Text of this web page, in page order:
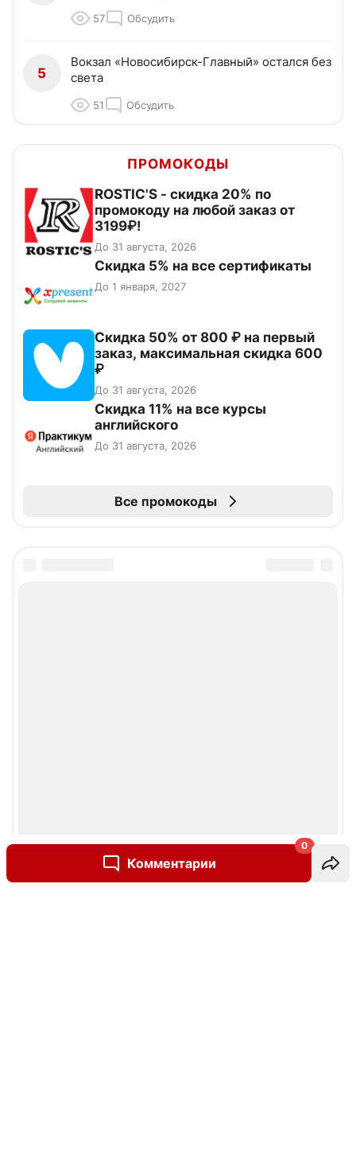
Комментарии
0
57 Обсудить
5
Вокзал «Новосибирск-Главный» остался без
света
51 Обсудить
ПРОМОКОДЫ
ROSTIC'S - скидка 20% по
промокоду на любой заказ от
3199₽!
До 31 августа, 2026
Скидка 5% на все сертификаты
До 1 января, 2027
Скидка 50% от 800 ₽ на первый
заказ, максимальная скидка 600
₽
До 31 августа, 2026
Скидка 11% на все курсы
английского
До 31 августа, 2026
Все промокоды